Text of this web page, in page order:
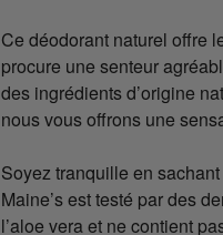
Ce déodorant naturel offre
procure une senteur
des ingrédients d’origine
nous vous offrons une
Soyez tranquille en
Maine’s est testé par des
l’aloe vera et ne contient